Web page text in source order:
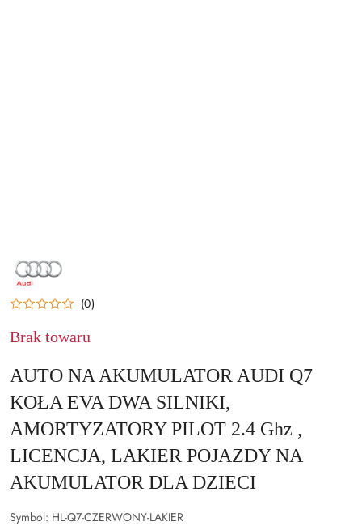
NAZWA
PRODUCENTA:
AUDI
(0)
Brak towaru
AUTO NA AKUMULATOR AUDI Q7
KOŁA EVA DWA SILNIKI,
AMORTYZATORY PILOT 2.4 Ghz ,
LICENCJA, LAKIER POJAZDY NA
AKUMULATOR DLA DZIECI
Symbol: HL-Q7-CZERWONY-LAKIER